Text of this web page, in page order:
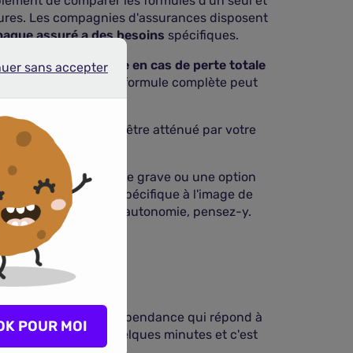
Les compagnies d'assurances disposent
assuré a des besoins spécifiques.
vous offriraune rente en cas de perte totale
partielle. Enfin, une formule complète peut
qui pourrait être atténué par votre
une option maladie grave ou une option
à votre situation spécifique à l'image de
en cas de perte d'autonomie, pensez-y.
un partenaire dépendance qui répond à
ne prend que quelques minutes et c'est
sans accepter
POUR MOI
sans accepter